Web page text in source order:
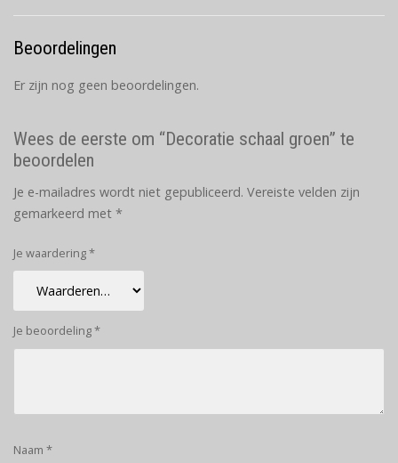
Beoordelingen
Er zijn nog geen beoordelingen.
Wees de eerste om “Decoratie schaal groen” te
beoordelen
Je e-mailadres wordt niet gepubliceerd. Vereiste velden zijn
gemarkeerd met *
Je waardering*
Je beoordeling*
Naam *